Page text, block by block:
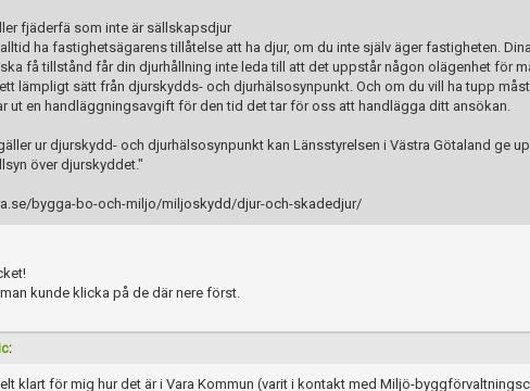
fjäderfä som inte är sällskapsdjur
ha fastighetsägarens tillåtelse att ha djur, om du inte själv äger fastigheten.
få tillstånd får din djurhållning inte leda till att det uppstår någon olägenhet för
lämpligt sätt från djurskydds- och djurhälsosynpunkt. Och om du vill ha tupp
ut en handläggningsavgift för den tid det tar för oss att handlägga ditt ansökan.
ur djurskydd- och djurhälsosynpunkt kan Länsstyrelsen i Västra Götaland ge
över djurskyddet."
bygga-bo-och-miljo/miljoskydd/djur-och-skadedjur/
kunde klicka på de där nere först.
:
klart för mig hur det är i Vara Kommun (varit i kontakt med Miljö-